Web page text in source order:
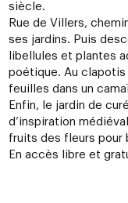
siècle.
Rue de Villers,
ses jardins. Puis
libellules et plantes
poétique. Au clapotis
feuilles dans un
Enfin, le jardin de
d’inspiration
fruits des fleurs pour
En accès libre et